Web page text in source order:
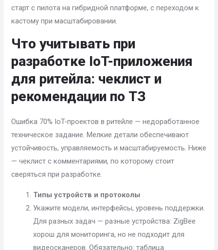
старт с пилота на гибридной платформе, с переходом к
кастому при масштабировании.
Что учитывать при
разработке IoT-приложения
для ритейла: чеклист и
рекомендации по ТЗ
Ошибка 70% IoT-проектов в ритейле — недоработанное
техническое задание. Мелкие детали обеспечивают
устойчивость, управляемость и масштабируемость. Ниже
— чеклист с комментариями, по которому стоит
сверяться при разработке.
Типы устройств и протоколы
Укажите модели, интерфейсы, уровень поддержки.
Для разных задач — разные устройства: ZigBee
хорош для мониторинга, но не подходит для
видеосканеров. Обязательно: таблица